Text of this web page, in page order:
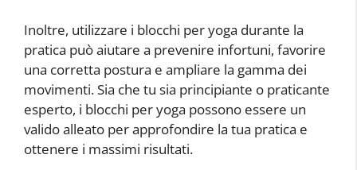
Inoltre, utilizzare i blocchi per yoga durante la
pratica può aiutare a prevenire infortuni, favorire
una corretta postura e ampliare la gamma dei
movimenti. Sia che tu sia principiante o praticante
esperto, i blocchi per yoga possono essere un
valido alleato per approfondire la tua pratica e
ottenere i massimi risultati.